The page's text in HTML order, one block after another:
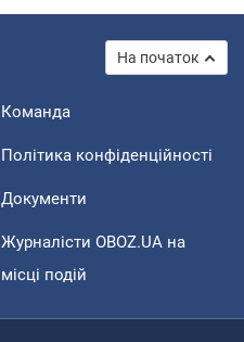
На початок
Команда
Політика конфіденційності
Документи
Журналісти OBOZ.UA на
місці подій